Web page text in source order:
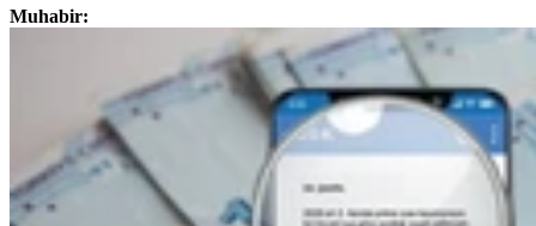
Muhabir: